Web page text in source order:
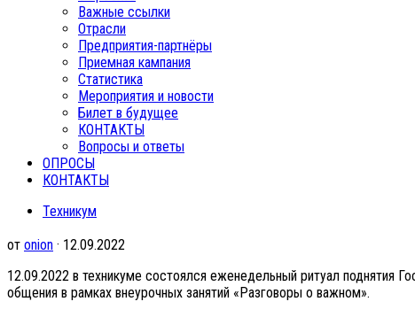
Важные ссылки
Отрасли
Предприятия-партнёры
Приемная кампания
Статистика
Мероприятия и новости
Билет в будущее
КОНТАКТЫ
Вопросы и ответы
ОПРОСЫ
КОНТАКТЫ
Техникум
от onion · 12.09.2022
12.09.2022 в техникуме состоялся еженедельный ритуал поднятия
общения в рамках внеурочных занятий «Разговоры о важном».